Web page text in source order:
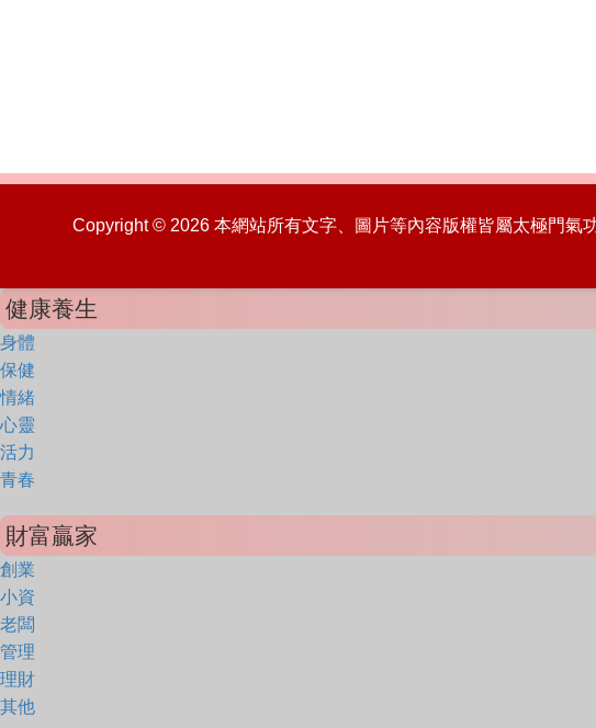
Copyright © 2026 本網站所有文字、圖片等內容版權皆屬太極門
健康養生
身體
保健
情緒
心靈
活力
青春
財富贏家
創業
小資
老闆
管理
理財
其他